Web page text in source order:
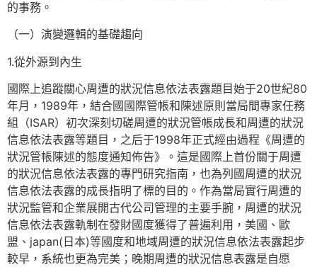
的事務。
（一）演變邏輯的基礎趨向
1.從外源到內生
國際上追蹤關心周遭的狀況信息依法表露題目始于20世紀80
年月，1989年，結合國國際管帳和陳述原則當局間專家任務
組（ISAR）初次深刻切磋周遭的狀況管帳成長和周遭的狀況
信息依法表露等題目，之后于1998年正式經由過程《周遭的
狀況管帳陳述的態度通知佈告》。這是國際上首份關于周遭
的狀況信息依法表露的專門研究指南，也為列國周遭的狀況
信息依法表露的成長指明了標的目的。作為當局實行周遭的
狀況監管和企業展開古代公司管理的主要手腕，周遭的狀況
信息依法表露軌制在發財國度獲得了普遍利用，美國、歐
盟、japan(日本)等國度和地域周遭的狀況信息依法表露起步
較早，系統也更為完美；晚期周遭的狀況信息表露是自愿